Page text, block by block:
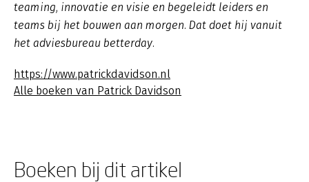
teaming, innovatie en visie en begeleidt leiders en
teams bij het bouwen aan morgen. Dat doet hij vanuit
het adviesbureau betterday.
https://www.patrickdavidson.nl
Alle boeken van Patrick Davidson
Boeken bij dit artikel